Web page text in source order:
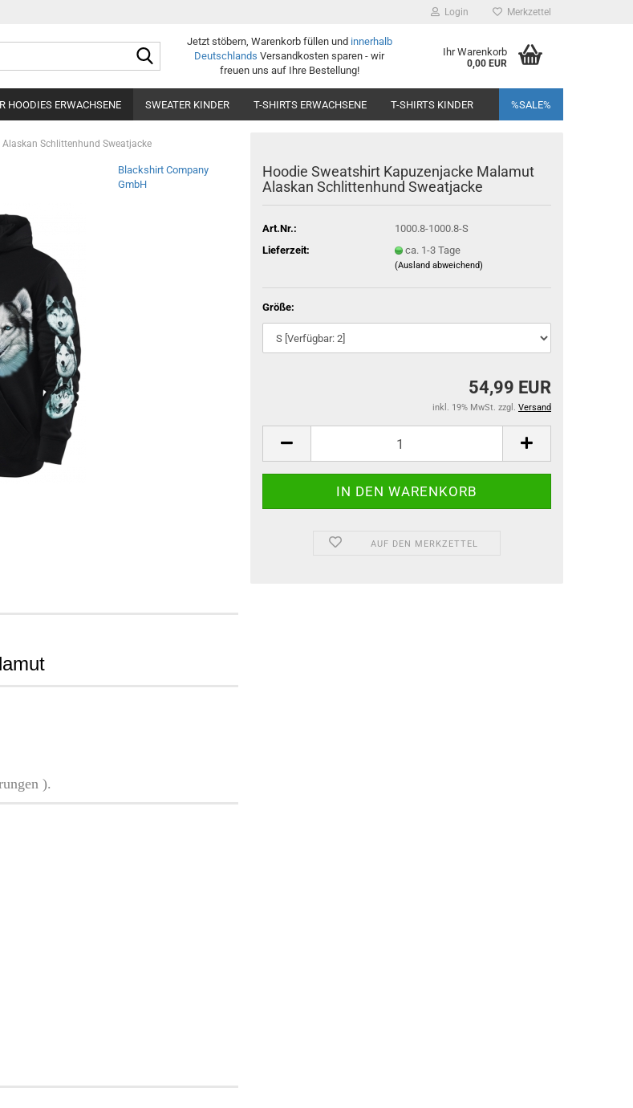
Login Merkzettel
Suche...
Jetzt stöbern, Warenkorb füllen und innerhalb
Deutschlands Versandkosten sparen - wir
freuen uns auf Ihre Bestellung!
Ihr Warenkorb
0,00 EUR
HOODIES ERWACHSENE SWEATER KINDER T-SHIRTS ERWACHSENE T-SHIRTS KINDER %SALE%
Schlittenhund Sweatjacke
Blackshirt Company
GmbH
Hoodie Sweatshirt Kapuzenjacke Malamut
Alaskan Schlittenhund Sweatjacke
Art.Nr.:
1000.8-1000.8-S
Lieferzeit:
ca. 1-3 Tage
(Ausland abweichend)
Größe:
54,99 EUR
inkl. 19% MwSt. zzgl. Versand
AUF DEN MERKZETTEL
).